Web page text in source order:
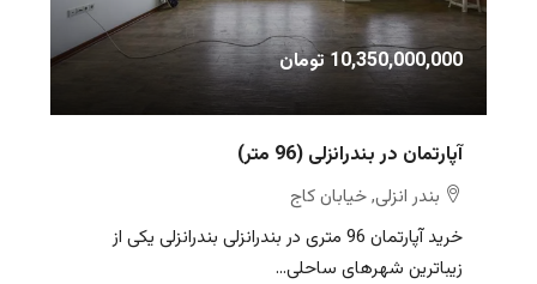
10,350,000,000 تومان
آپارتمان در بندرانزلی (96 متر)
بندر انزلی, خیابان کاج
خرید آپارتمان 96 متری در بندرانزلی بندرانزلی یکی از
زیباترین شهرهای ساحلی...